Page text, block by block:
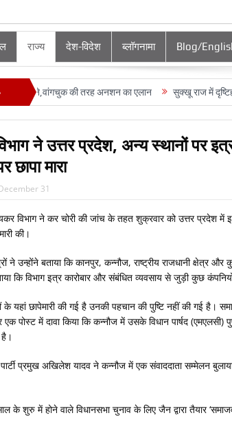
राज्य देश-विदेश ब्लॉगनामा Blog/
की तरह अनशन का एलान सुक्‍खू राज में दृष्टिहीनों
ने उत्तर प्रदेश, अन्य स्थानों पर इत्र
छापा मारा
31
विभाग ने कर चोरी की जांच के तहत शुक्रवार को उत्तर प्रदेश में
की।
ने उन्होंने बताया कि कानपुर, कन्नौज, राष्ट्रीय राजधानी क्षेत्र और
कि विभाग इत्र कारोबार और संबंधित व्यवसाय से जुड़ी कुछ
के यहां छापेमारी की गई है उनकी पहचान की पुष्टि नहीं की गई है।
पोस्ट में दावा किया कि कन्नौज में उसके विधान पार्षद (एमएलसी)
है।
प्रमुख अखिलेश यादव ने कन्नौज में एक संवाददाता सम्मेलन बुलाया
के शुरु में होने वाले विधानसभा चुनाव के लिए जैन द्वारा तैयार